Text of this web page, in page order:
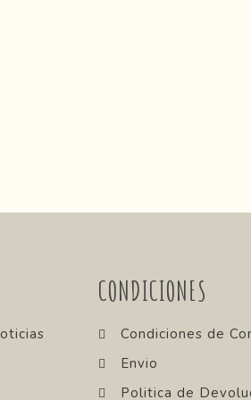
CONDICIONES
Condiciones de
Envio
Politica de